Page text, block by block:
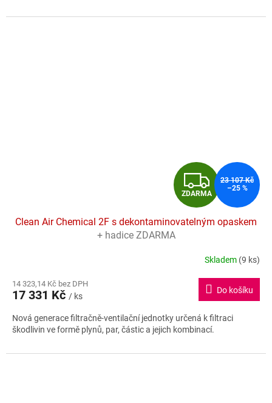
Z
D
A
R
M
A
ZDARMA
23 107 Kč
–25 %
Clean Air Chemical 2F s dekontaminovatelným opaskem
+ hadice ZDARMA
produktu
je
z
5
Skladem (9 ks)
14 323,14 Kč bez DPH
17 331 Kč / ks
Do košíku
Nová generace filtračně-ventilační jednotky určená k filtraci
škodlivin ve formě plynů, par, částic a jejich kombinací.